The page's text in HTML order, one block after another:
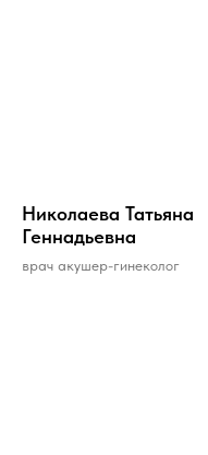
Николаева Татьяна
Геннадьевна
врач акушер-гинеколог